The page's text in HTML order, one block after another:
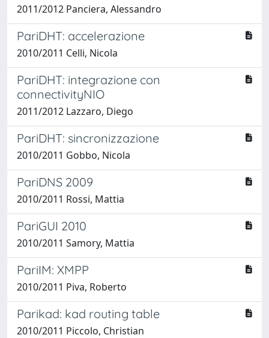
2011/2012 Panciera, Alessandro
PariDHT: accelerazione
2010/2011 Celli, Nicola
PariDHT: integrazione con
connectivityNIO
2011/2012 Lazzaro, Diego
PariDHT: sincronizzazione
2010/2011 Gobbo, Nicola
PariDNS 2009
2010/2011 Rossi, Mattia
PariGUI 2010
2010/2011 Samory, Mattia
PariIM: XMPP
2010/2011 Piva, Roberto
Parikad: kad routing table
2010/2011 Piccolo, Christian